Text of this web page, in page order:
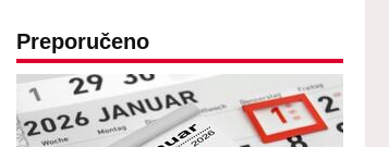
Preporučeno